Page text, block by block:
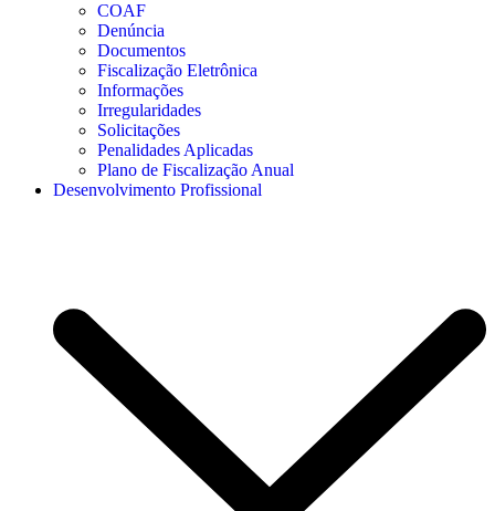
COAF
Denúncia
Documentos
Fiscalização Eletrônica
Informações
Irregularidades
Solicitações
Penalidades Aplicadas
Plano de Fiscalização Anual
Desenvolvimento Profissional